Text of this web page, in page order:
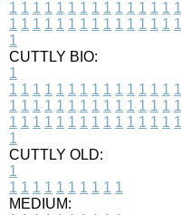
1 1 1 1 1 1 1 1 1 1 1 1 1 1 1
1 1 1 1 1 1 1 1 1 1 1 1 1 1 1
1
CUTTLY BIO:
1
1 1 1 1 1 1 1 1 1 1 1 1 1 1 1
1 1 1 1 1 1 1 1 1 1 1 1 1 1 1
1 1 1 1 1 1 1 1 1 1 1 1 1 1 1
1
CUTTLY OLD:
1
1 1 1 1 1 1 1 1 1 1
MEDIUM: